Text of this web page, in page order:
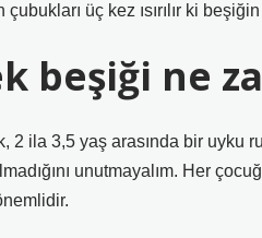
üç kez ısırılır ki beşiğin
beşiği ne
2 ila 3,5 yaş arasında bir uyku
unutmayalım. Her